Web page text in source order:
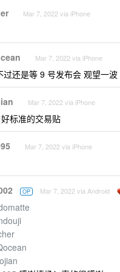
Mar 7, 2022 via iPhone
Mar 7, 2022 via iPhone
过还是等 9 号发布会 观望一波
Mar 7, 2022 via iPhone
标准的交易贴
Mar 7, 2022 via iPhone
OP Mar 7, 2022 via Android